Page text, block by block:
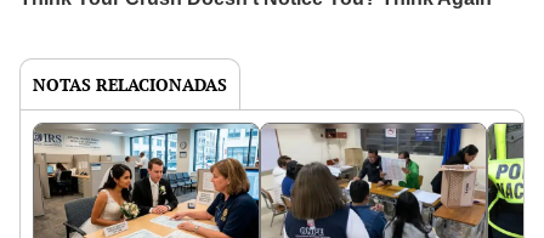
NOTAS RELACIONADAS